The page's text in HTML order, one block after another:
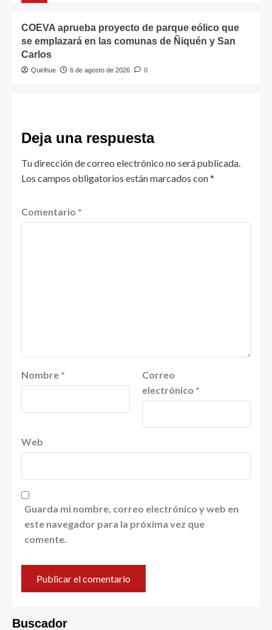
COEVA aprueba proyecto de parque eólico que
se emplazará en las comunas de Ñiquén y San
Carlos
Quirihue 6 de agosto de 2026 0
Deja una respuesta
Tu dirección de correo electrónico no será publicada.
Los campos obligatorios están marcados con*
Comentario *
Nombre *
Correo
electrónico *
Web
Guarda mi nombre, correo electrónico y web en
este navegador para la próxima vez que
comente.
Buscador